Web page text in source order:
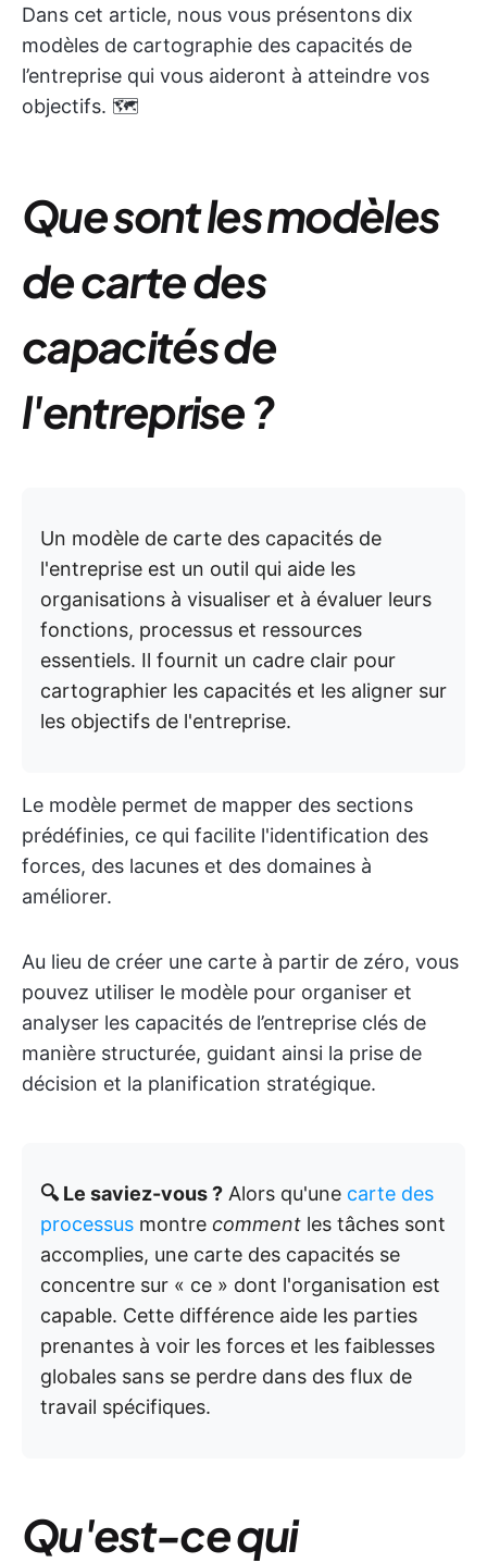
Dans cet article, nous vous présentons dix
modèles de cartographie des capacités de
l’entreprise qui vous aideront à atteindre vos
objectifs. 🗺️
Que sont les modèles
de carte des
capacités de
l'entreprise ?
Un modèle de carte des capacités de
l'entreprise est un outil qui aide les
organisations à visualiser et à évaluer leurs
fonctions, processus et ressources
essentiels. Il fournit un cadre clair pour
cartographier les capacités et les aligner sur
les objectifs de l'entreprise.
Le modèle permet de mapper des sections
prédéfinies, ce qui facilite l'identification des
forces, des lacunes et des domaines à
améliorer.
Au lieu de créer une carte à partir de zéro, vous
pouvez utiliser le modèle pour organiser et
analyser les capacités de l’entreprise clés de
manière structurée, guidant ainsi la prise de
décision et la planification stratégique.
🔍 Le saviez-vous ? Alors qu'une carte des
processus montre comment les tâches sont
accomplies, une carte des capacités se
concentre sur « ce » dont l'organisation est
capable. Cette différence aide les parties
prenantes à voir les forces et les faiblesses
globales sans se perdre dans des flux de
travail spécifiques.
Qu'est-ce qui